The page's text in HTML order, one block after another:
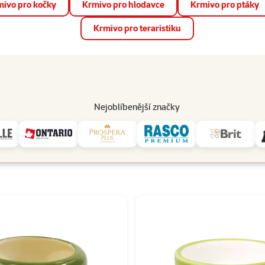
📱 Stáhněte si novou aplikaci Super zoo.Více informací
pro kočky Krmivo pro hlodavce Krmivo pro ptáky
Krmivo pro teraristiku
Nejoblíbenější značky
Prodejny Služby
Small Animals